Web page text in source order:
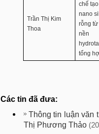
Trần Thị Kim
Thoa
chế
nano
rỗng từ
nền
tổng
Các tin đã đưa:
Thông tin luận văn
Thị Phương Thảo